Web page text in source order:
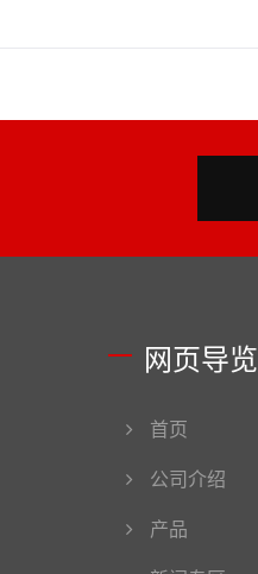
网页导览
首页
公司介绍
产品